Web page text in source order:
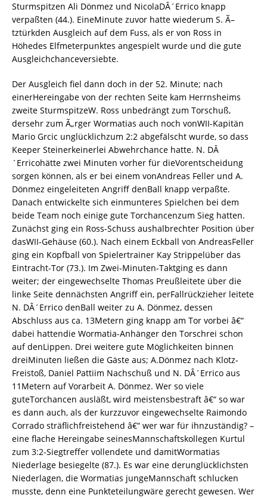
Sturmspitzen Ali Dönmez und NicolaDÂ´Errico knapp
verpaßten (44.). EineMinute zuvor hatte wiederum S. Ã–
tztürkden Ausgleich auf dem Fuss, als er von Ross in
Höhedes Elfmeterpunktes angespielt wurde und die gute
Ausgleichchanceversiebte.
Der Ausgleich fiel dann doch in der 52. Minute; nach
einerHereingabe von der rechten Seite kam Herrnsheims
zweite SturmspitzeW. Ross unbedrängt zum Torschuß,
dersehr zum Ã„rger Wormatias auch noch vonWII-Kapitän
Mario Grcic unglücklichzum 2:2 abgefälscht wurde, so dass
Keeper Steinerkeinerlei Abwehrchance hatte. N. DÂ
´Erricohätte zwei Minuten vorher für dieVorentscheidung
sorgen können, als er bei einem vonAndreas Feller und A.
Dönmez eingeleiteten Angriff denBall knapp verpaßte.
Danach entwickelte sich einmunteres Spielchen bei dem
beide Team noch einige gute Torchancenzum Sieg hatten.
Zunächst ging ein Ross-Schuss aushalbrechter Position über
dasWII-Gehäuse (60.). Nach einem Eckball von AndreasFeller
ging ein Kopfball von Spielertrainer Kay Strippelüber das
Eintracht-Tor (73.). Im Zwei-Minuten-Taktging es dann
weiter; der eingewechselte Thomas Preußleitete über die
linke Seite dennächsten Angriff ein, perFallrückzieher leitete
N. DÂ´Errico denBall weiter zu A. Dönmez, dessen
Abschluss aus ca. 13Metern ging knapp am Tor vorbei â€“
dabei hattendie Wormatia-Anhänger den Torschrei schon
auf denLippen. Drei weitere gute Möglichkeiten binnen
dreiMinuten ließen die Gäste aus; A.Dönmez nach Klotz-
Freistoß, Daniel Pattiim Nachschuß und N. DÂ´Errico aus
11Metern auf Vorarbeit A. Dönmez. Wer so viele
guteTorchancen ausläßt, wird meistensbestraft â€“ so war
es dann auch, als der kurzzuvor eingewechselte Raimondo
Corrado sträflichfreistehend â€“ wer war für ihnzuständig? –
eine flache Hereingabe seinesMannschaftskollegen Kurtul
zum 3:2-Siegtreffer vollendete und damitWormatias
Niederlage besiegelte (87.). Es war eine derunglücklichsten
Niederlagen, die Wormatias jungeMannschaft schlucken
musste, denn eine Punkteteilungwäre gerecht gewesen. Wer